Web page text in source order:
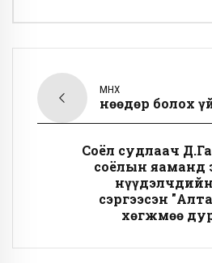
ӨМНӨХ
Өнөөдөр болох
Соёл судлаач
соёлын яаманд
сэргээсэн
хөгжмөө